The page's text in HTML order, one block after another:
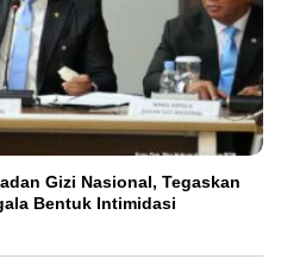
Gizi Nasional, Tegaskan
Bentuk Intimidasi